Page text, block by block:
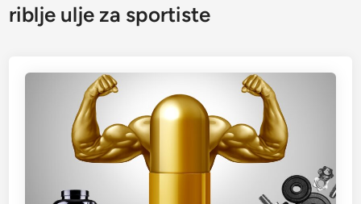
riblje ulje za sportiste